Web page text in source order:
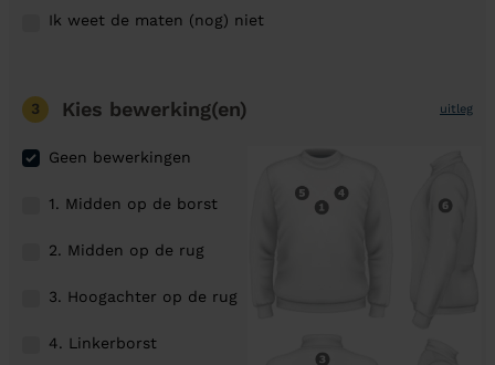
Ik weet de maten (nog) niet
3 Kies bewerking(en) uitleg
Geen bewerkingen
1. Midden op de borst
2. Midden op de rug
3. Hoogachter op de rug
4. Linkerborst